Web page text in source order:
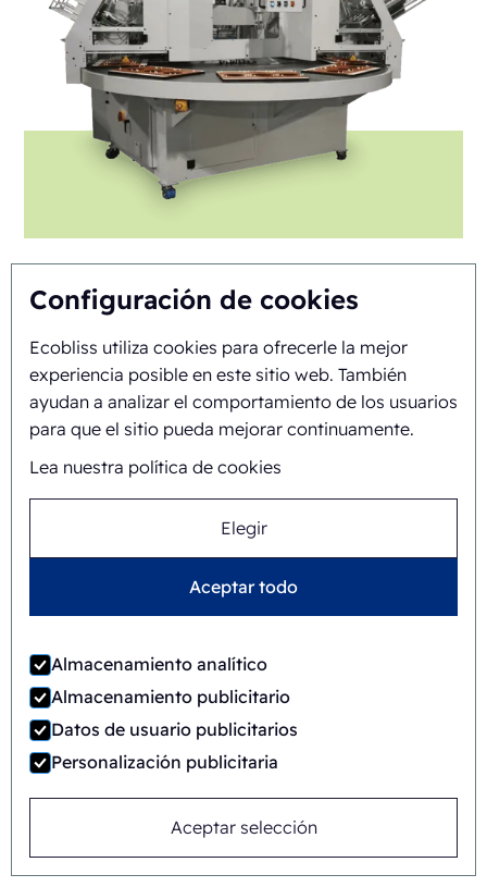
Configuración de cookies
Ecobliss utiliza cookies para ofrecerle la mejor
experiencia posible en este sitio web. También
ayudan a analizar el comportamiento de los usuarios
para que el sitio pueda mejorar continuamente.
Lea nuestra política de cookies
Elegir
Aceptar todo
Almacenamiento analítico
Almacenamiento publicitario
Datos de usuario publicitarios
Personalización publicitaria
Aceptar selección
FAB8-1418-3-CS
Automática Rotary
FAB8-1418-APB